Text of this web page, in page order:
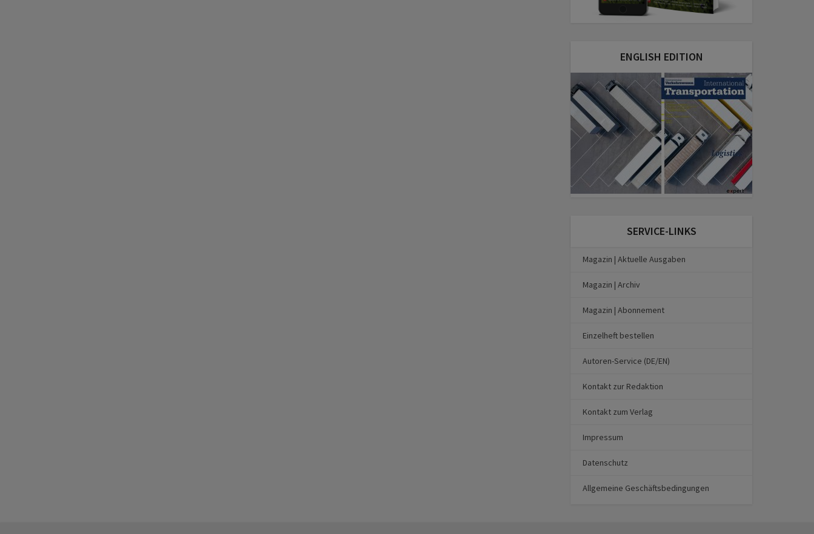
ENGLISH EDITION
SERVICE-LINKS
Magazin | Aktuelle Ausgaben
Magazin | Archiv
Magazin | Abonnement
Einzelheft bestellen
Autoren-Service (DE/EN)
Kontakt zur Redaktion
Kontakt zum Verlag
Impressum
Datenschutz
Allgemeine Geschäftsbedingungen